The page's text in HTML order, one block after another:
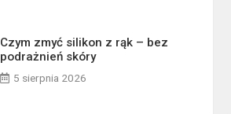
Czym zmyć silikon z rąk – bez
podrażnień skóry
5 sierpnia 2026